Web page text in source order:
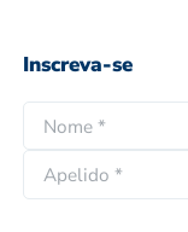
Inscreva-se
o
o